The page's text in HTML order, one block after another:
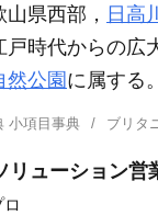
県西部， 日高
時代からの広
然公園 に属する。
小項目事典 ブリタ
リューション営